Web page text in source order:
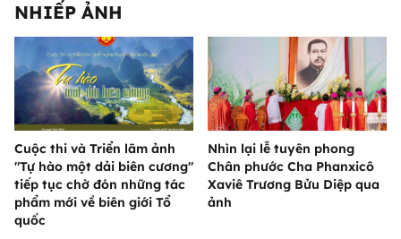
NHIẾP ẢNH
Cuộc thi và Triển lãm ảnh
"Tự hào một dải biên cương"
tiếp tục chờ đón những tác
phẩm mới về biên giới Tổ
quốc
Nhìn lại lễ tuyên phong
Chân phước Cha Phanxicô
Xaviê Trương Bửu Diệp qua
ảnh